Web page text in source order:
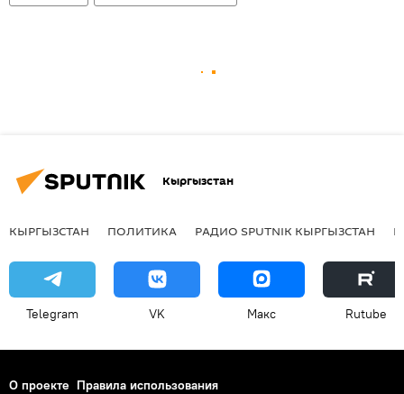
Кыргызстан
КЫРГЫЗСТАН ПОЛИТИКА РАДИО SPUTNIK КЫРГЫЗСТАН
Telegram VK Макс Rutube
О проекте Правила использования